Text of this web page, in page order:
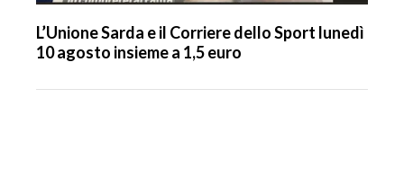
L’Unione Sarda e il Corriere dello Sport lunedì
10 agosto insieme a 1,5 euro